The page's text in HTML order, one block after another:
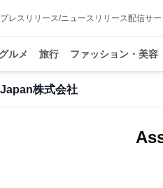
プレスリリース/ニュースリリース配信サ
グルメ 旅行 ファッション・美容
株式会社